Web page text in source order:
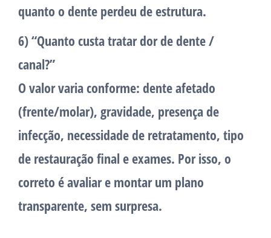
quanto o dente perdeu de estrutura.
6) “Quanto custa tratar dor de dente /
canal?”
O valor varia conforme: dente afetado
(frente/molar), gravidade, presença de
infecção, necessidade de retratamento, tipo
de restauração final e exames. Por isso, o
correto é avaliar e montar um plano
transparente, sem surpresa.